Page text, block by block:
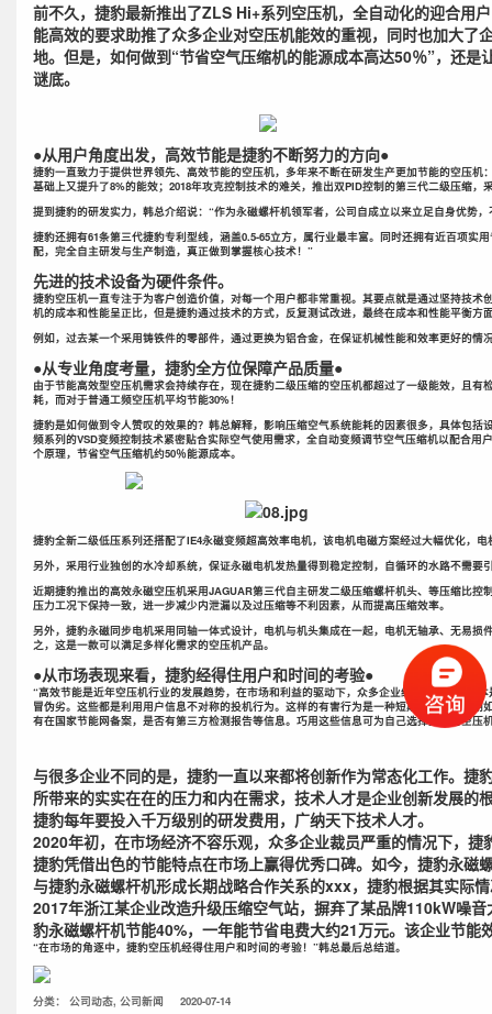
前不久，捷豹最新推出了ZLS Hi+系列空压机，全自动化的迎合用
能高效的要求助推了众多企业对空压机能效的重视，同时也加大
地。但是，如何做到“节省空气压缩机的能源成本高达50％”，还
谜底。
●从用户角度出发，高效节能是捷豹不断努力的方向●
捷豹一直致力于提供世界领先、高效节能的空压机，多年来不断在研发生产更加节能的空压
基础上又提升了8%的能效；2018年攻克控制技术的难关，推出双PID控制的第三代二级压缩
提到捷豹的研发实力，韩总介绍说：“作为永磁螺杆机领军者，公司自成立以来立足自身优势
捷豹还拥有61条第三代捷豹专利型线，涵盖0.5-65立方，属行业最丰富。同时还拥有近百项
配，完全自主研发与生产制造，真正做到掌握核心技术！”
先进的技术设备为硬件条件。
捷豹空压机一直专注于为客户创造价值，对每一个用户都非常重视。其要点就是通过坚持技
机的成本和性能呈正比，但是捷豹通过技术的方式，反复测试改进，最终在成本和性能平衡方
例如，过去某一个采用铸铁件的零部件，通过更换为铝合金，在保证机械性能和效率更好的
●从专业角度考量，捷豹全方位保障产品质量●
由于节能高效型空压机需求会持续存在，现在捷豹二级压缩的空压机都超过了一级能效，且
耗，而对于普通工频空压机平均节能30%！
捷豹是如何做到令人赞叹的效果的？韩总解释，影响压缩空气系统能耗的因素很多，具体包
频系列的VSD变频控制技术紧密贴合实际空气使用需求，全自动变频调节空气压缩机以配合
个原理，节省空气压缩机约50％能源成本。
捷豹全新二级低压系列还搭配了IE4永磁变频超高效率电机，该电机电磁方案经过大幅优化，
另外，采用行业独创的水冷却系统，保证永磁电机发热量得到稳定控制，自循环的水路不需
近期捷豹推出的高效永磁空压机采用JAGUAR第三代自主研发二级压缩螺杆机头、等压缩比
压力工况下保持一致，进一步减少内泄漏以及过压缩等不利因素，从而提高压缩效率。
另外，捷豹永磁同步电机采用同轴一体式设计，电机与机头集成在一起，电机无轴承、无易
之，这是一款可以满足多样化需求的空压机产品。
●从市场表现来看，捷豹经得住用户和时间的考验●
“高效节能是近年空压机行业的发展趋势，在市场和利益的驱动下，众多企业纷纷投入。这原
冒伪劣。这些都是利用用户信息不对称的投机行为。这样的有害行为是一种短期的行为，长
有在国家节能网备案，是否有第三方检测报告等信息。巧用这些信息可为自己选择更好的空压
与很多企业不同的是，捷豹一直以来都将创新作为常态化工作。
所带来的实实在在的压力和内在需求，技术人才是企业创新发展
捷豹每年要投入千万级别的研发费用，广纳天下技术人才。
2020年初，在市场经济不容乐观，众多企业裁员严重的情况下，
捷豹凭借出色的节能特点在市场上赢得优秀口碑。如今，捷豹永
与捷豹永磁螺杆机形成长期战略合作关系的xxx，捷豹根据其实际
2017年浙江某企业改造升级压缩空气站，摒弃了某品牌110kW噪
豹永磁螺杆机节能40%，一年能节省电费大约21万元。该企业节
“在市场的角逐中，捷豹空压机经得住用户和时间的考验！ ”韩总最后总结道。
分类： 公司动态, 公司新闻 2020-07-14